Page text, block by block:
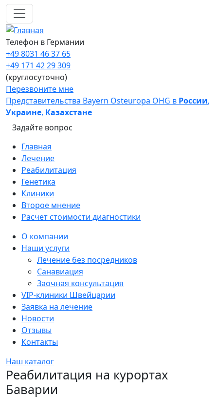
Перейти к основному содержанию
Телефон в Германии
+49 8031 46 37 65
+49 171 42 29 309
(круглосуточно)
Перезвоните мне
Представительства Bayern Osteuropa OHG в России,
Украине, Казахстане
Задайте вопрос
Main navigation
Главная
Лечение
Реабилитация
Генетика
Клиники
Второе мнение
Расчет стоимости диагностики
Sidebar
О компании
Наши услуги
Лечение без посредников
Санавиация
Заочная консультация
VIP-клиники Швейцарии
Заявка на лечение
Новости
Отзывы
Контакты
Наш каталог
Реабилитация на курортах
Баварии